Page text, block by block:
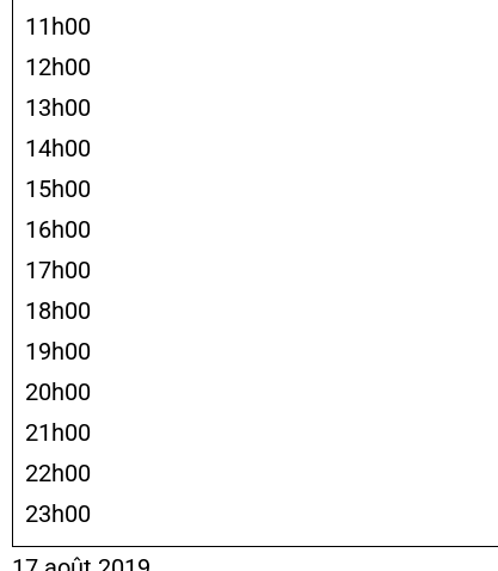
11h00
12h00
13h00
14h00
15h00
16h00
17h00
18h00
19h00
20h00
21h00
22h00
23h00